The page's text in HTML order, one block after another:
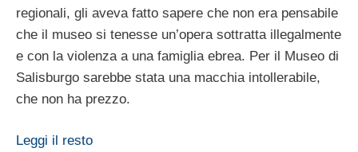
regionali, gli aveva fatto sapere che non era pensabile
che il museo si tenesse un’opera sottratta illegalmente
e con la violenza a una famiglia ebrea. Per il Museo di
Salisburgo sarebbe stata una macchia intollerabile,
che non ha prezzo.
Leggi il resto